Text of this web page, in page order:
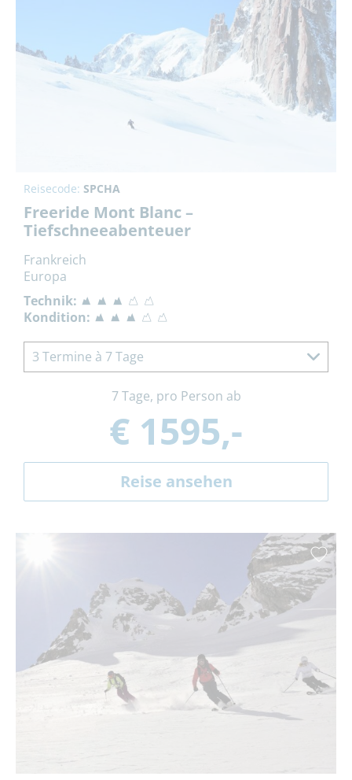
Reisecode: SPCHA
Freeride Mont Blanc –
Tiefschneeabenteuer
Frankreich
Europa
Technik:
Kondition:
3 Termine à 7 Tage
7 Tage, pro Person ab
€ 1595,-
Reise ansehen